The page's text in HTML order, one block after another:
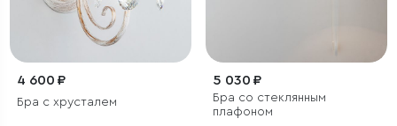
4 600 ₽
Бра с хрусталем
5 030 ₽
Бра со стеклянным
плафоном